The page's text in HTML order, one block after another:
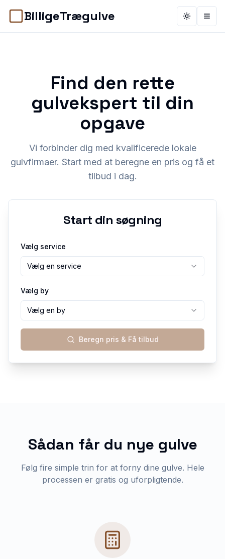
BilligeTrægulve ToggleÅbn
Find den rette
gulvekspert til din
opgave
Vi forbinder dig med kvalificerede lokale
gulvfirmaer. Start med at beregne en pris og få et
tilbud i dag.
Start din søgning
Vælg service
Vælg en service
Vælg by
Vælg en by
Beregn pris & Få tilbud
Sådan får du nye gulve
Følg fire simple trin for at forny dine gulve. Hele
processen er gratis og uforpligtende.